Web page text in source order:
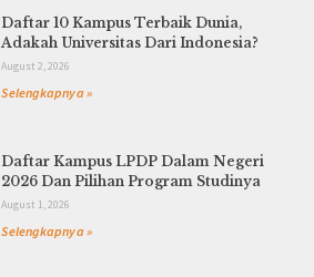
Daftar 10 Kampus Terbaik Dunia,
Adakah Universitas Dari Indonesia?
August 2, 2026
Selengkapnya »
Daftar Kampus LPDP Dalam Negeri
2026 Dan Pilihan Program Studinya
August 1, 2026
Selengkapnya »